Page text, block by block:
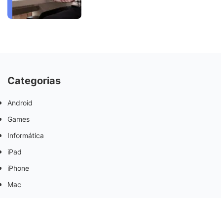
Categorias
Android
Games
Informática
iPad
iPhone
Mac